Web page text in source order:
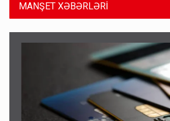
MANŞET XƏBƏRLƏRİ